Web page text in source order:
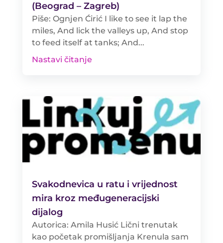
(Beograd – Zagreb)
Piše: Ognjen Ćirić I like to see it lap the
miles, And lick the valleys up, And stop
to feed itself at tanks; And...
Nastavi čitanje
Svakodnevica u ratu i vrijednost
mira kroz međugeneracijski
dijalog
Autorica: Amila Husić Lični trenutak
kao početak promišljanja Krenula sam